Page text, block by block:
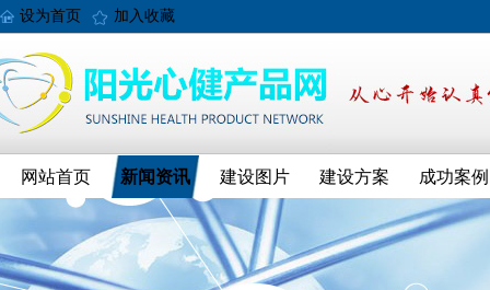
设为首页 加入收藏
网站首页 新闻资讯 建设图片 建设方案 成功案例